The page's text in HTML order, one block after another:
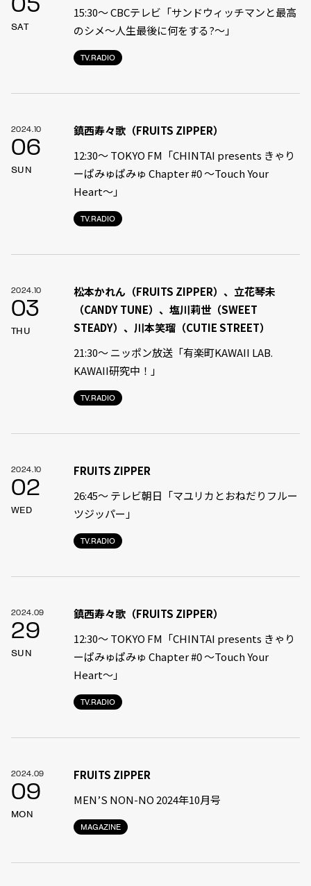
05
SAT
TV.RADIO
15:30〜 CBCテレビ「サンドウィッチマンと最高
のシメ～人生最後に何をする?～」
2024.10
06
SUN
TV.RADIO
鎮西寿々歌（FRUITS ZIPPER）
12:30〜 TOKYO FM「CHINTAI presents きゃり
ーぱみゅぱみゅ Chapter #0 〜Touch Your
Heart〜」
2024.10
03
THU
TV.RADIO
松本かれん（FRUITS ZIPPER）、立花琴未
（CANDY TUNE）、塩川莉世（SWEET
STEADY）、川本笑瑠（CUTIE STREET）
21:30〜 ニッポン放送「有楽町KAWAII LAB.
KAWAII研究中！」
2024.10
02
WED
TV.RADIO
FRUITS ZIPPER
26:45～ テレビ朝日「マユリカとおねだりフルー
ツジッパー」
2024.09
29
SUN
TV.RADIO
鎮西寿々歌（FRUITS ZIPPER）
12:30〜 TOKYO FM「CHINTAI presents きゃり
ーぱみゅぱみゅ Chapter #0 〜Touch Your
Heart〜」
2024.09
09
MON
MAGAZINE
FRUITS ZIPPER
MEN’S NON-NO 2024年10月号